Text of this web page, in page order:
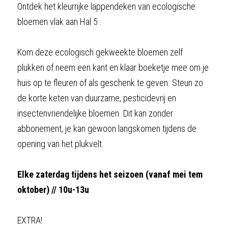
Ontdek het kleurrijke lappendeken van ecologische
bloemen vlak aan Hal 5 .
Kom deze ecologisch gekweekte bloemen zelf
plukken of neem een kant en klaar boeketje mee om je
huis op te fleuren of als geschenk te geven. Steun zo
de korte keten van duurzame, pesticidevrij en
insectenvriendelijke bloemen . Dit kan zonder
abbonement, je kan gewoon langskomen tijdens de
opening van het plukvelt.
Elke zaterdag tijdens het seizoen (vanaf mei tem
oktober) // 10u-13u
EXTRA!